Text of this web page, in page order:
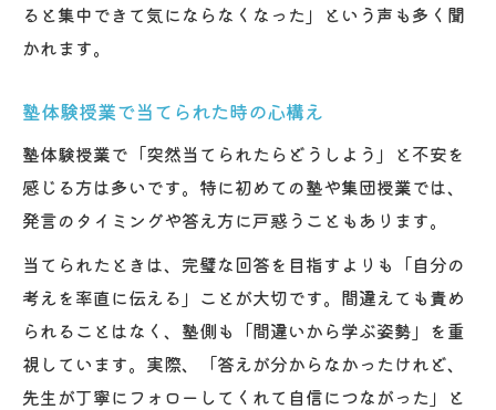
ると集中できて気にならなくなった」という声も多く聞
かれます。
塾体験授業で当てられた時の心構え
塾体験授業で「突然当てられたらどうしよう」と不安を
感じる方は多いです。特に初めての塾や集団授業では、
発言のタイミングや答え方に戸惑うこともあります。
当てられたときは、完璧な回答を目指すよりも「自分の
考えを率直に伝える」ことが大切です。間違えても責め
られることはなく、塾側も「間違いから学ぶ姿勢」を重
視しています。実際、「答えが分からなかったけれど、
先生が丁寧にフォローしてくれて自信につながった」と